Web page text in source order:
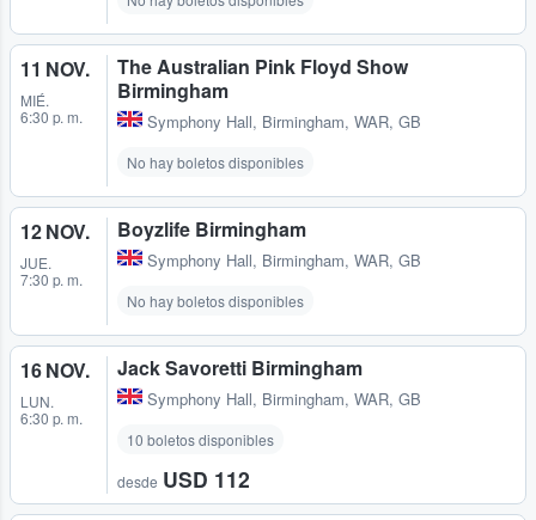
11 NOV.
MIÉ.
6:30 p. m.
The Australian Pink Floyd Show
Birmingham
Symphony Hall, Birmingham, WAR, GB
No hay boletos disponibles
12 NOV.
JUE.
7:30 p. m.
Boyzlife Birmingham
Symphony Hall, Birmingham, WAR, GB
No hay boletos disponibles
16 NOV.
LUN.
6:30 p. m.
Jack Savoretti Birmingham
Symphony Hall, Birmingham, WAR, GB
10 boletos disponibles
desde USD 112